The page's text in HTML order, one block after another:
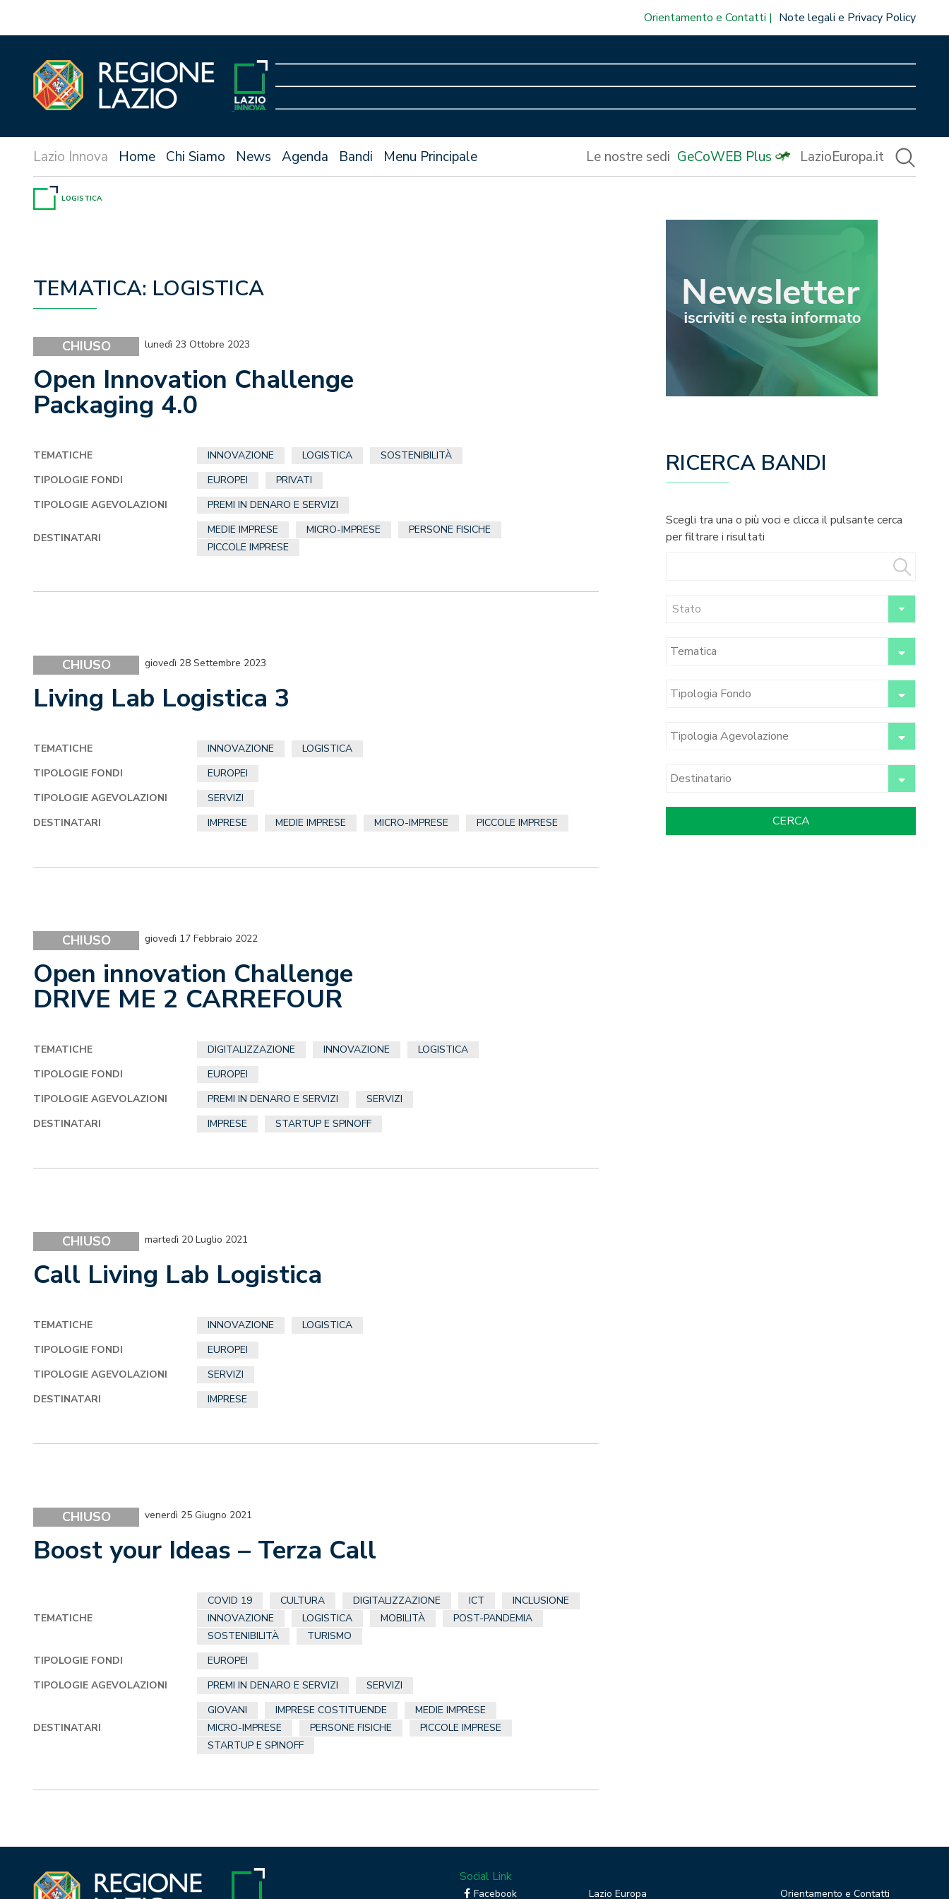
Orientamento e Contatti Note legali e Privacy Policy
Home Chi Siamo News Agenda Bandi Menu Principale Le nostre sedi GeCoWEB Plus LazioEuropa.it
LOGISTICA
TEMATICA: LOGISTICA
CHIUSO lunedì 23 Ottobre 2023
Open Innovation Challenge
Packaging 4.0
TEMATICHE INNOVAZIONE LOGISTICA
SOSTENIBILITÀ
TIPOLOGIE FONDI
EUROPEI
PRIVATI
TIPOLOGIE AGEVOLAZIONI
PREMI IN DENARO E SERVIZI
DESTINATARI
MEDIE IMPRESE MICRO-IMPRESE
PERSONE FISICHE
PICCOLE IMPRESE
CHIUSO giovedì 28 Settembre 2023
Living Lab Logistica 3
TEMATICHE INNOVAZIONE
LOGISTICA
TIPOLOGIE FONDI
EUROPEI
TIPOLOGIE AGEVOLAZIONI
SERVIZI
DESTINATARI
IMPRESE MEDIE IMPRESE MICRO-IMPRESE PICCOLE IMPRESE
CHIUSO giovedì 17 Febbraio 2022
Open innovation Challenge
DRIVE ME 2 CARREFOUR
TEMATICHE DIGITALIZZAZIONE INNOVAZIONE
LOGISTICA
TIPOLOGIE FONDI
EUROPEI
TIPOLOGIE AGEVOLAZIONI
PREMI IN DENARO E SERVIZI
SERVIZI
DESTINATARI
IMPRESE STARTUP E SPINOFF
CHIUSO martedì 20 Luglio 2021
Call Living Lab Logistica
TEMATICHE INNOVAZIONE
LOGISTICA
TIPOLOGIE FONDI
EUROPEI
TIPOLOGIE AGEVOLAZIONI
SERVIZI
DESTINATARI
IMPRESE
CHIUSO venerdì 25 Giugno 2021
Boost your Ideas – Terza Call
TEMATICHE
COVID 19 CULTURA DIGITALIZZAZIONE ICT
INCLUSIONE
INNOVAZIONE
LOGISTICA MOBILITÀ
POST-PANDEMIA
SOSTENIBILITÀ
TURISMO
TIPOLOGIE FONDI
EUROPEI
TIPOLOGIE AGEVOLAZIONI
PREMI IN DENARO E SERVIZI SERVIZI
DESTINATARI
GIOVANI IMPRESE COSTITUENDE
MEDIE IMPRESE
MICRO-IMPRESE
PERSONE FISICHE
PICCOLE IMPRESE
STARTUP E SPINOFF
RICERCA BANDI
Scegli tra una o più voci e clicca il pulsante cerca
per filtrare i risultati
Stato
Social Link
Facebook Lazio Europa Orientamento e Contatti